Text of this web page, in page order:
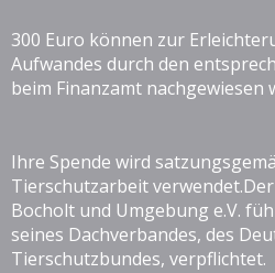
300 Euro können zur
Aufwandes durch den
beim Finanzamt nachgewiesen
Ihre Spende wird
Tierschutzarbeit
Bocholt und Umgebung e.V.
seines Dachverbandes, des
Tierschutzbundes, verpflichtet.